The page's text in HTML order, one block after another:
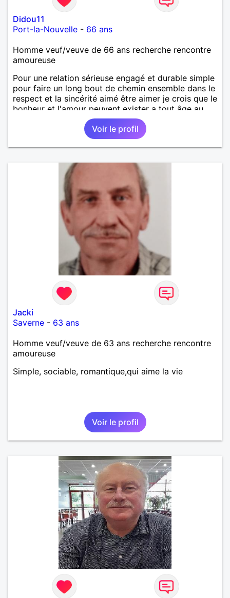
Didou11
Port-la-Nouvelle - 66 ans
Homme veuf/veuve de 66 ans recherche rencontre
amoureuse
Pour une relation sérieuse engagé et durable simple
pour faire un long bout de chemin ensemble dans le
respect et la sincérité aimé être aimer je crois que le
bonheur et l'amour peuvent exister a tout âge au
Voir le profil
Jacki
Saverne - 63 ans
Homme veuf/veuve de 63 ans recherche rencontre
amoureuse
Simple, sociable, romantique,qui aime la vie
Voir le profil